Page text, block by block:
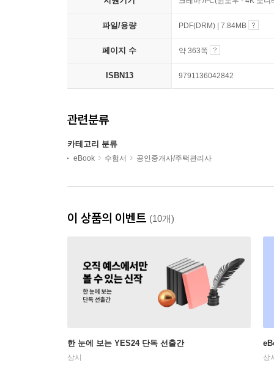
파일/용량 PDF(DRM) | 7.84MB
페이지 수 약 363쪽
ISBN13 9791136042842
관련분류
카테고리 분류
eBook 수험서 공인중개사/주택관리사
이 상품의 이벤트 (10개)
한 눈에 보는 YES24 단독 선출간
상시 상